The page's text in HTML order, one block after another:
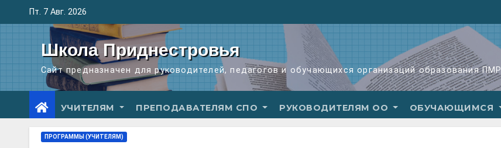
содержимому
Пт. 7 Авг. 2026
Школа Приднестровья
Сайт предназначен для руководителей, педагогов и обучающихся организаций образования ПМР
УЧИТЕЛЯМ ПРЕПОДАВАТЕЛЯМ СПО РУКОВОДИТЕЛЯМ ОО ОБУЧАЮЩИМСЯ
ПРОГРАММЫ (УЧИТЕЛЯМ)